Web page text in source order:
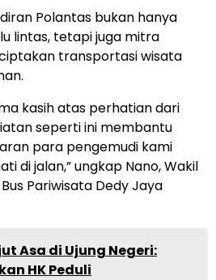
Polantas bukan hanya
lintas, tetapi juga mitra
transportasi wisata
kasih atas perhatian dari
seperti ini membantu
para pengemudi kami
di jalan,” ungkap Nano, Wakil
Pariwisata Dedy Jaya
Asa di Ujung Negeri:
HK Peduli